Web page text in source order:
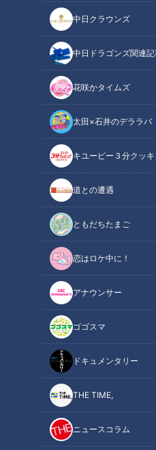
中日クラウンズ
中日ドラゴンズ関連記
花咲かタイムズ
太田×石井のデララバ
キユーピー３分クッ
道との遭遇
ともだちたまご
恋はロケ中に！
アナウンサー
ゴゴスマ
ドキュメンタリー
THE TIME,
ニュースコラム
CBCテレビ：画像『写真AC』より「屋
ニュースコラム
東西南北論説風
哀愁たっぷりのメロディーが
まらない。住んでいる街に、
て来た。懐かしい夜食の思い出
屋台ラーメンの歴史
独特な登場曲があった
屋台ラーメンの思い出
ひとつの“外食”だった